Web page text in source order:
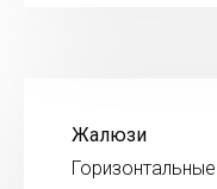
Жалюзи
Горизонтальные